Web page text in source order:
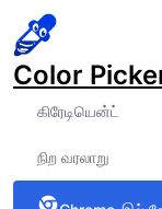
Color
கிரேடியென்ட்
நிற வரலாறு